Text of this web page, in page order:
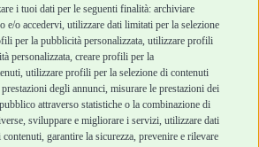
i tuoi dati per le seguenti finalità: archiviare
o accedervi, utilizzare dati limitati per la selezione
per la pubblicità personalizzata, utilizzare profili
personalizzata, creare profili per la
utilizzare profili per la selezione di contenuti
degli annunci, misurare le prestazioni dei
attraverso statistiche o la combinazione di
sviluppare e migliorare i servizi, utilizzare dati
garantire la sicurezza, prevenire e rilevare
Acquisti sicuri
Termini e condizioni
di vendita
Cashback
Metodi di